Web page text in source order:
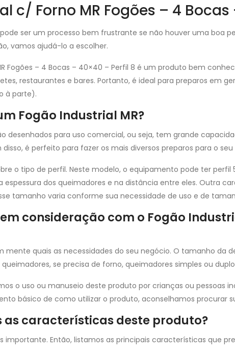
c/ Forno MR Fogões – 4
ser um processo bem frustrante se não houver uma boa
vamos ajudá-lo a escolher.
Fogões – 4 Bocas – 40×40 – Perfil 8 é um produto bem
restaurantes e bares. Portanto, é ideal para preparos em
à parte).
Fogão Industrial MR?
desenhados para uso comercial, ou seja, tem grande
é perfeito para fazer os mais diversos preparos para o
o tipo de perfil. Neste modelo, o equipamento pode ter perfil
espessura dos queimadores e na distância entre eles. Outra
tamanho varia conforme sua necessidade de uso e de
consideração com o Fogão
mente quais as necessidades do seu negócio. O tamanho da
se precisa de forno, queimadores simples ou
o uso ou manuseio deste produto por crianças ou pessoas
básico de como utilizar o produto, aconselhamos procurar
as características deste produto?
importante. Então, listamos as principais características que